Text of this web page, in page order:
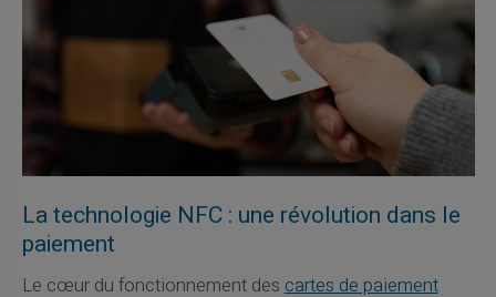
La technologie NFC : une révolution dans le
paiement
Le cœur du fonctionnement des cartes de paiement